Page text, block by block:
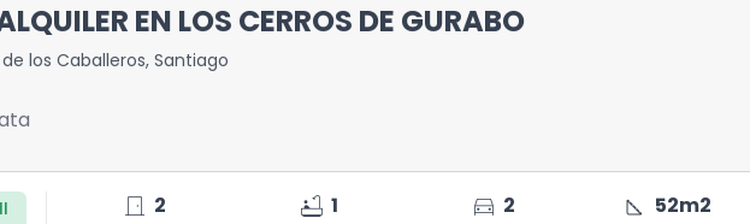
EN LOS CERROS DE GURABO
los Caballeros, Santiago
door_front 2 bathtub 1 directions_car 2 square_foot 52m2